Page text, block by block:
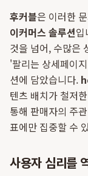
후커블은 이러한
이커머스 솔루션
것을 넘어, 수많은
'팔리는 상세페이
션에 담았습니다.
텐츠 배치가 철저
통해 판매자의 주
표에만 집중할 수
사용자 심리를